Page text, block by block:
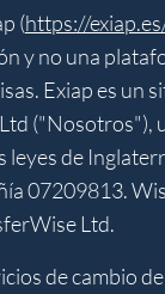
(https://
y no una
Exiap es un
("Nosotros"),
de
07209813.
Ltd.
de cambio